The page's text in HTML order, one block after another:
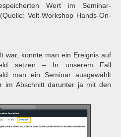
Wert im Seminar-
Volt-Workshop Hands-On-
war, konnte man ein Ereignis auf
setzen – In unserem Fall
man ein Seminar ausgewählt
im Abschnitt darunter ja mit den